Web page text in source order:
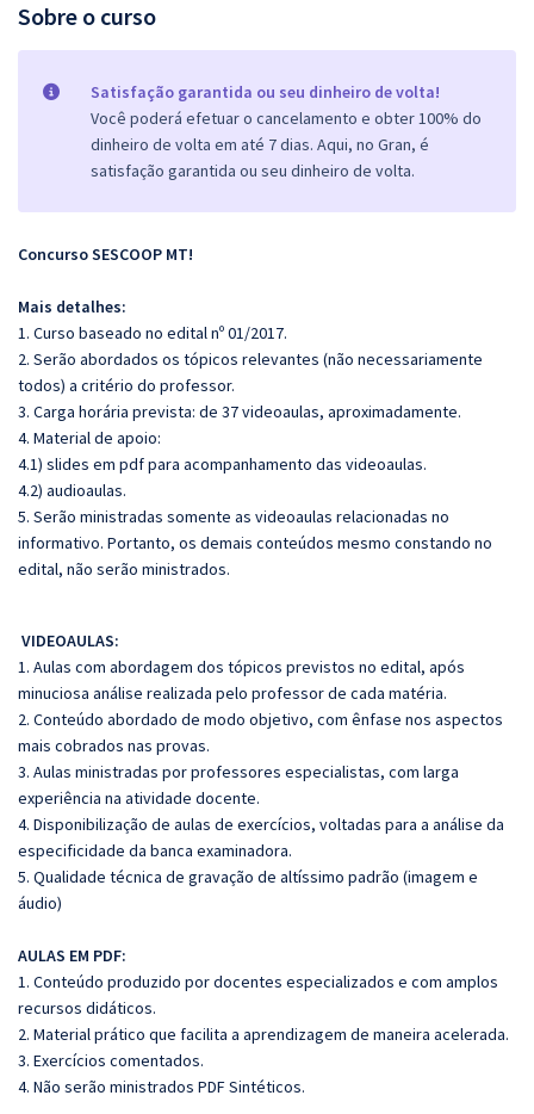
Sobre o curso
Satisfação garantida ou seu dinheiro de volta!
Você poderá efetuar o cancelamento e obter 100% do
dinheiro de volta em até 7 dias. Aqui, no Gran, é
satisfação garantida ou seu dinheiro de volta.
Concurso SESCOOP MT!
Mais detalhes:
1. Curso baseado no edital nº 01/2017.
2. Serão abordados os tópicos relevantes (não necessariamente
todos) a critério do professor.
3. Carga horária prevista: de 37 videoaulas, aproximadamente.
4. Material de apoio:
4.1) slides em pdf para acompanhamento das videoaulas.
4.2) audioaulas.
5. Serão ministradas somente as videoaulas relacionadas no
informativo. Portanto, os demais conteúdos mesmo constando no
edital, não serão ministrados.
VIDEOAULAS:
1. Aulas com abordagem dos tópicos previstos no edital, após
minuciosa análise realizada pelo professor de cada matéria.
2. Conteúdo abordado de modo objetivo, com ênfase nos aspectos
mais cobrados nas provas.
3. Aulas ministradas por professores especialistas, com larga
experiência na atividade docente.
4. Disponibilização de aulas de exercícios, voltadas para a análise da
especificidade da banca examinadora.
5. Qualidade técnica de gravação de altíssimo padrão (imagem e
áudio)
AULAS EM PDF:
1. Conteúdo produzido por docentes especializados e com amplos
recursos didáticos.
2. Material prático que facilita a aprendizagem de maneira acelerada.
3. Exercícios comentados.
4. Não serão ministrados PDF Sintéticos.